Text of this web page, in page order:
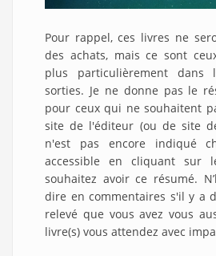
Pour rappel, ces livres ne
des achats, mais ce sont
plus particulièrement dans
sorties. Je ne donne pas le
pour ceux qui ne souhaitent
site de l'éditeur (ou de site
n'est pas encore indiqué
accessible en cliquant sur
souhaitez avoir ce résumé.
dire en commentaires s'il y a
relevé que vous avez vous
livre(s) vous attendez avec